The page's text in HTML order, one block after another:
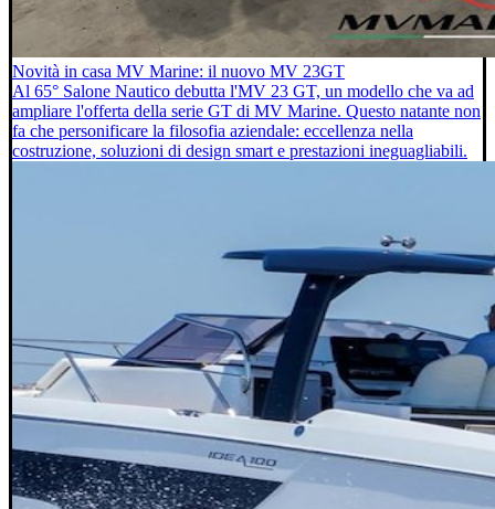
Novità in casa MV Marine: il nuovo MV 23GT
Al 65° Salone Nautico debutta l'MV 23 GT, un modello che va ad
ampliare l'offerta della serie GT di MV Marine. Questo natante non
fa che personificare la filosofia aziendale: eccellenza nella
costruzione, soluzioni di design smart e prestazioni ineguagliabili.